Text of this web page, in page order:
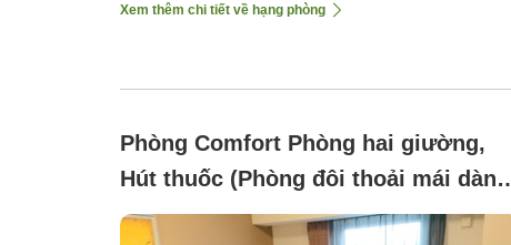
Xem thêm chi tiết về hạng phòng
Phòng Comfort Phòng hai giường,
Hút thuốc (Phòng đôi thoải mái dành
cho người hút thuốc)